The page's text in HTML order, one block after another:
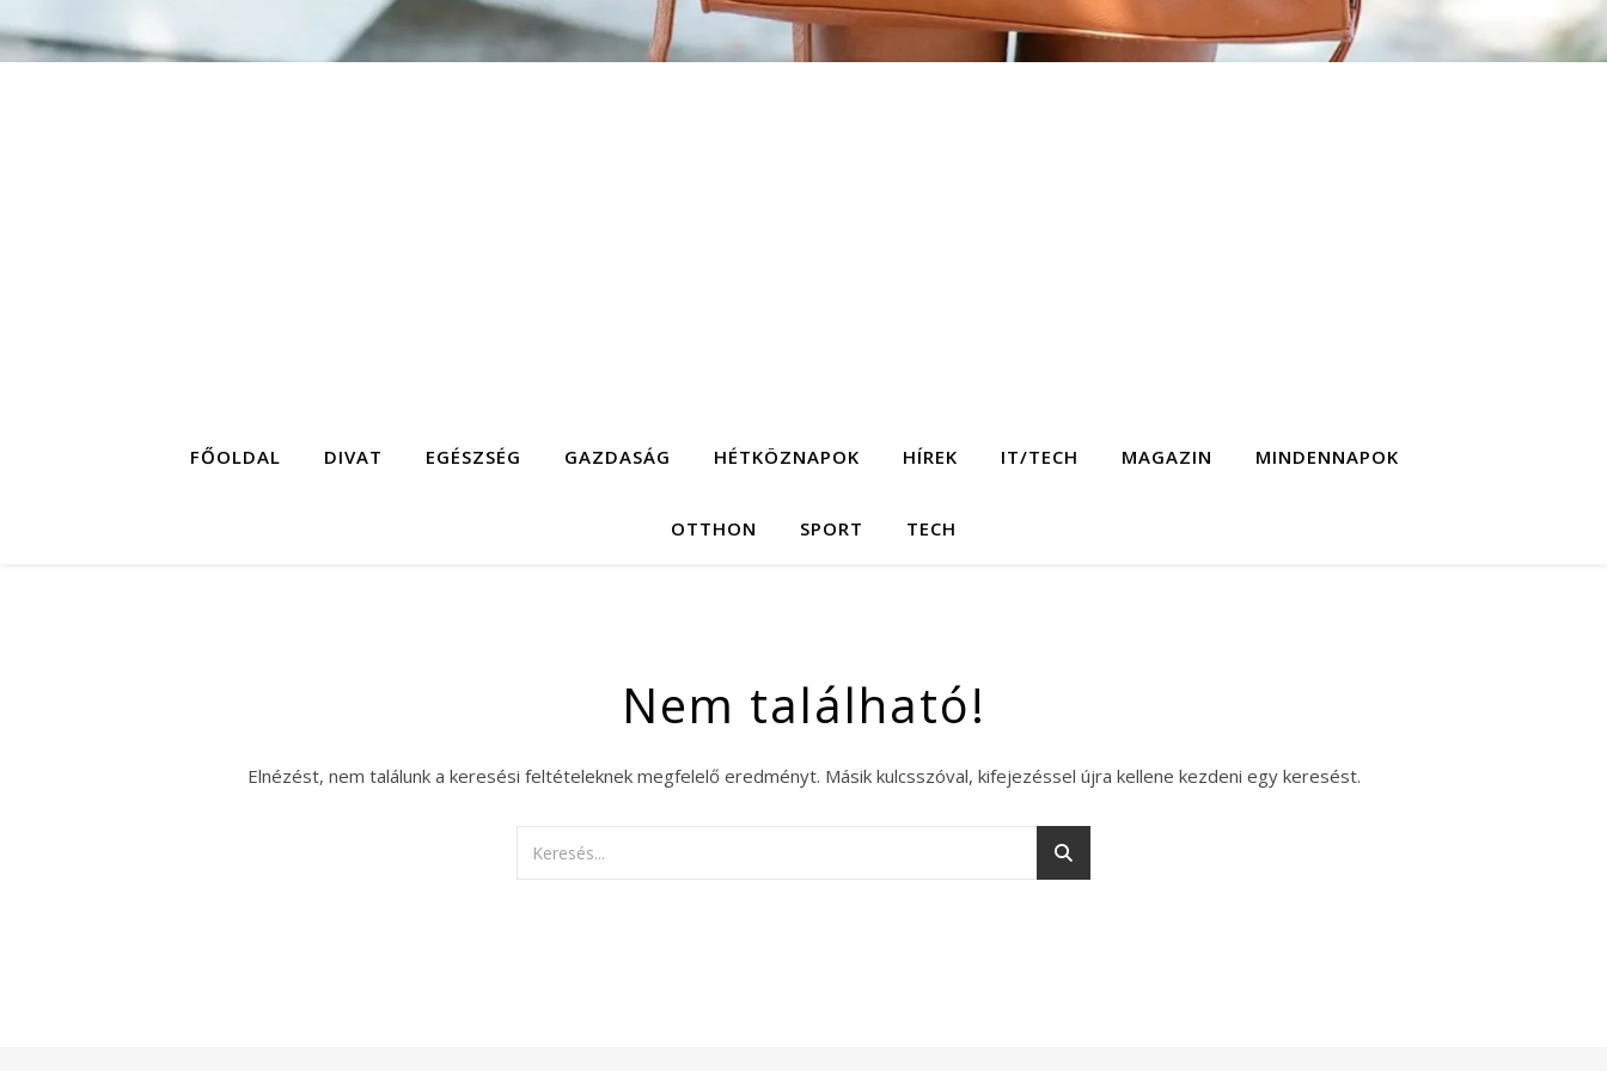
FŐOLDAL DIVAT EGÉSZSÉG GAZDASÁG HÉTKÖZNAPOK HÍREK IT/TECH MAGAZIN MINDENNAPOK
OTTHON SPORT TECH
Nem található!
Elnézést, nem találunk a keresési feltételeknek megfelelő eredményt. Másik kulcsszóval, kifejezéssel újra kellene kezdeni egy keresést.